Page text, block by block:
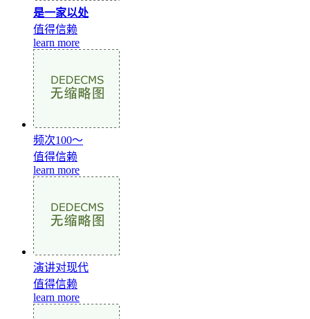
是一家以处
值得信赖
learn more
频次100～
值得信赖
learn more
演讲对现代
值得信赖
learn more